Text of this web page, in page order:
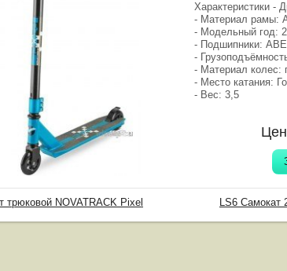
Характеристики -
- Материал рамы:
- Модельный год:
- Подшипники:
-
- Материал колес:
- Место катания:
- Вес: 3,5
трюковой NOVATRACK Pixel LS6 Самокат